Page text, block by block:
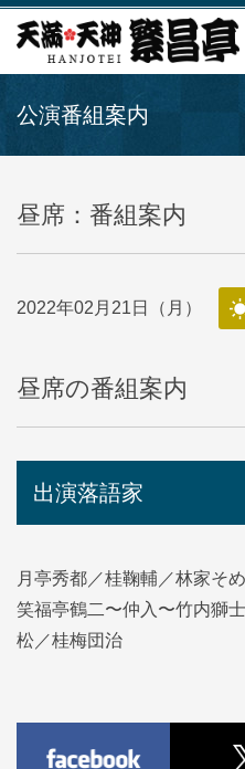
公演番組案内
昼席：番組案内
2022年02月21日（月）
昼席の番組案内
出演落語家
月亭秀都／桂鞠輔／林家そ
笑福亭鶴二〜仲入〜竹内獅
松／桂梅団治